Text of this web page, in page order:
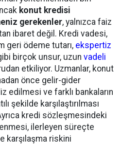
konut kredisi
gerekenler, yalnızca faiz
ibaret değil. Kredi vadesi,
geri ödeme tutarı, ekspertiz
birçok unsur, uzun vadeli
etkiliyor. Uzmanlar, konut
önce gelir-gider
edilmesi ve farklı bankaların
şekilde karşılaştırılması
kredi sözleşmesindeki
ilerleyen süreçte
karşılaşma riskini